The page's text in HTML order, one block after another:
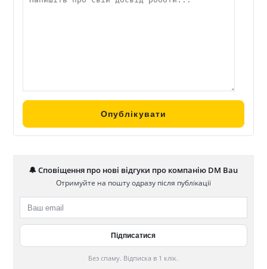
🔔 Сповіщення про нові відгуки про компанію DM Bau
Отримуйте на пошту одразу після публікації
Без спаму. Відписка в 1 клік.